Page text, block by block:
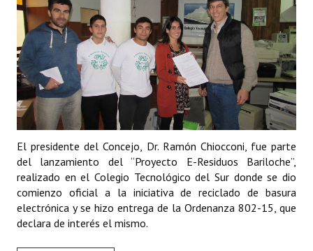
LEGISLACIÓN
Constitución Nacional
Constitución Provincial
Carta Orgánica 2007
Digesto
Organigrama
DOCUMENTOS
El presidente del Concejo, Dr. Ramón Chiocconi, fue parte
del lanzamiento del “Proyecto E-Residuos Bariloche”,
realizado en el Colegio Tecnológico del Sur donde se dio
comienzo oficial a la iniciativa de reciclado de basura
electrónica y se hizo entrega de la Ordenanza 802-15, que
declara de interés el mismo.